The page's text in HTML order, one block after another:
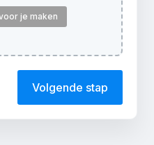
je maken
Volgende stap